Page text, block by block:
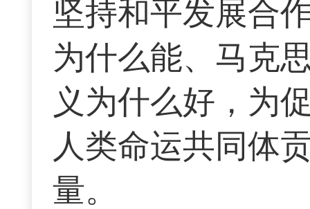
坚持和平发展合
为什么能、马克
义为什么好，为
人类命运共同体
量。